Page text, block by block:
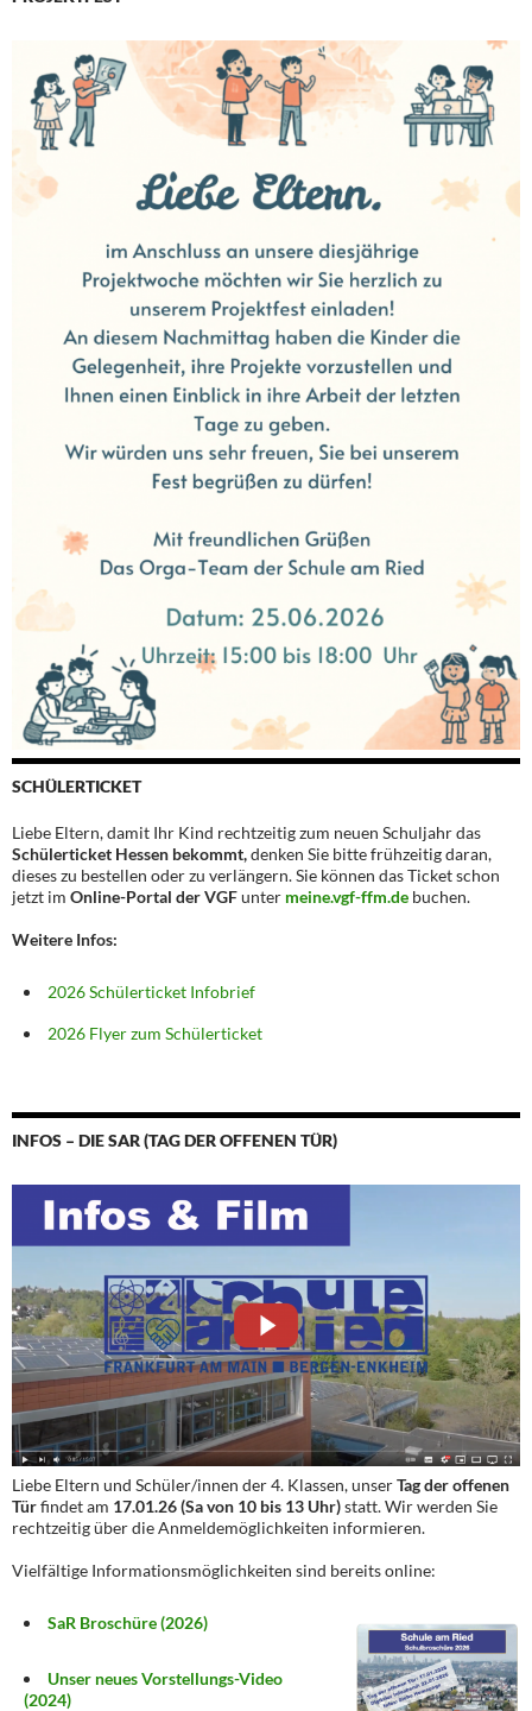
SCHÜLERTICKET
Liebe Eltern, damit Ihr Kind rechtzeitig zum neuen Schuljahr das
Schülerticket Hessen bekommt,denken Sie bitte frühzeitig daran,
dieses zu bestellen oder zu verlängern. Sie können das Ticket schon
jetzt im Online-Portal der VGFunter meine.vgf-ffm.de buchen.
Weitere Infos:
2026 Schülerticket Infobrief
2026 Flyer zum Schülerticket
INFOS – DIE SAR (TAG DER OFFENEN TÜR)
Liebe Eltern und Schüler/innen der 4. Klassen, unserTag der offenen
Türfindet am 17.01.26 (Sa von 10 bis 13 Uhr)statt. Wir werden Sie
rechtzeitig über die Anmeldemöglichkeiten informieren.
Vielfältige Informationsmöglichkeiten sind bereits online:
SaR Broschüre (2026)
Unser neues Vorstellungs-Video
(2024)